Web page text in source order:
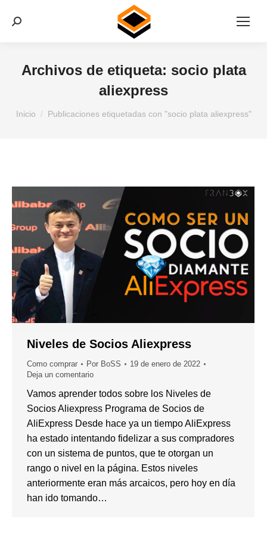
Buscar:
Archivos de etiqueta: socio plata
aliexpress
Inicio Publicaciones etiquetadas con "socio plata aliexpress"
Niveles de Socios Aliexpress
Como comprar Por BoSS
19 de enero de 2022
Deja un comentario
Vamos aprender todos sobre los Niveles de
Socios Aliexpress Programa de Socios de
AliExpress Desde hace ya un tiempo AliExpress
ha estado intentando fidelizar a sus compradores
con un sistema de puntos, que te otorgan un
rango o nivel en la página. Estos niveles
anteriormente eran más arcaicos, pero hoy en día
han ido tomando…